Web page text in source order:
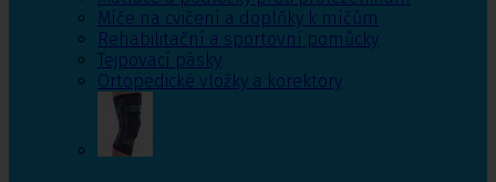
Míče na cvičení a doplňky k míčům
Rehabilitační a sportovní pomůcky
Tejpovací pásky
Ortopedické vložky a korektory